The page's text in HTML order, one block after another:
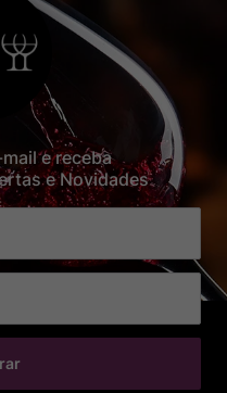
e receba
e Novidades